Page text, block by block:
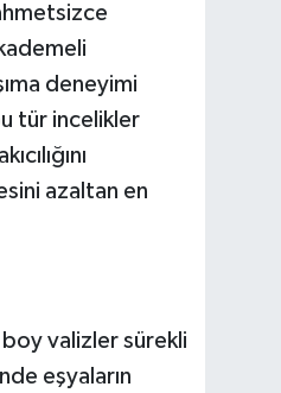
deneyimi
tür incelikler
azaltan en
valizler sürekli
eşyaların